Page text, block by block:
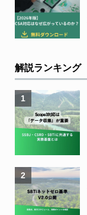
解説ランキング
1
2